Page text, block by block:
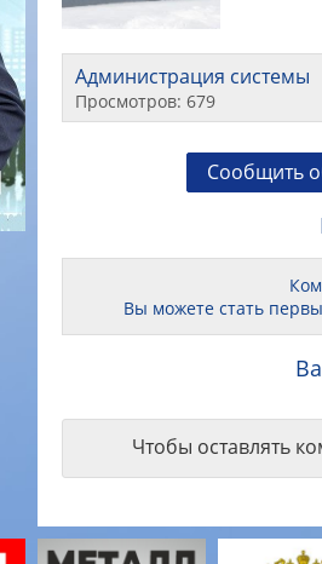
Администрация системы
Просмотров: 679
Сообщить
Вы можете стать
Чтобы оставлять